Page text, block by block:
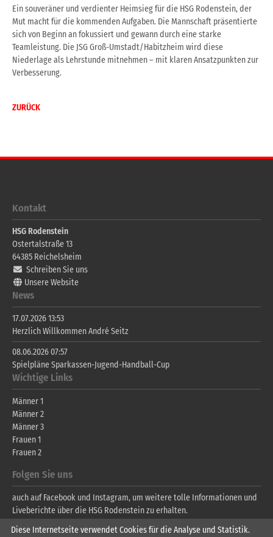
Ein souveräner und verdienter Heimsieg für die HSG Rodenstein, der
Mut macht für die kommenden Aufgaben. Die Mannschaft präsentierte
sich von Beginn an fokussiert und gewann durch eine starke
Teamleistung. Die JSG Groß-Umstadt/Habitzheim wird diese
Niederlage als Lehrstunde mitnehmen – mit klaren Ansatzpunkten zur
Verbesserung.
ZURÜCK
Kontakt
HSG Rodenstein
Ostertalstraße 13
64385 Reichelsheim
Schreiben Sie uns
Unsere Website
News
17.07.2026 13:53
Herzlich Willkommen André Seitz
08.06.2026 07:57
Spielpläne Sparkassen-Jugend-Handball-Cup
Wichtige Links
Männer 1
Männer 2
Männer 3
Frauen 1
Frauen 2
Folgen Sie uns
auch auf Facebook und Instagram, um weitere tolle Informationen und
Liveberichte über die HSG Rodenstein zu erhalten.
Diese Internetseite verwendet Cookies für die Analyse und Statistik.